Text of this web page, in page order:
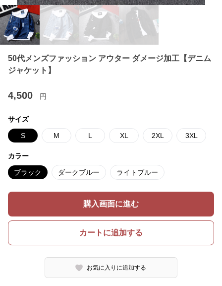
50代メンズファッション アウター ダメージ加工【デニム
ジャケット】
4,500 円
サイズ
S M L XL 2XL 3XL
カラー
ブラック ダークブルー ライトブルー
購入画面に進む
カートに追加する
お気に入りに追加する